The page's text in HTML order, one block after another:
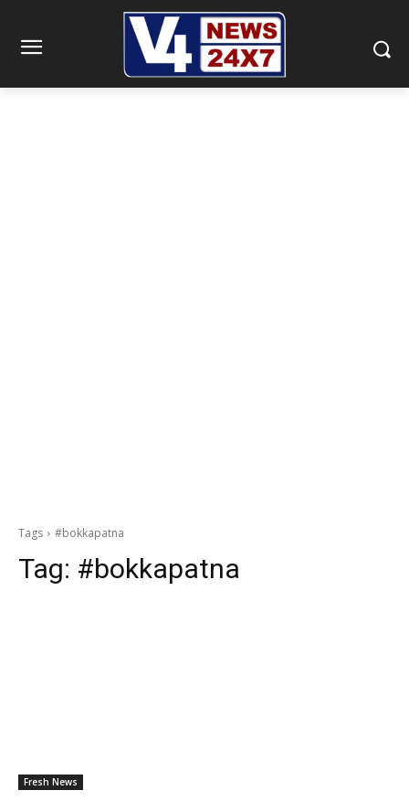
Tags #bokkapatna
Tag: #bokkapatna
Fresh News